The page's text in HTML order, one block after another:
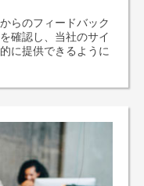
らのフィードバック
確認し、当社のサイ
に提供できるように